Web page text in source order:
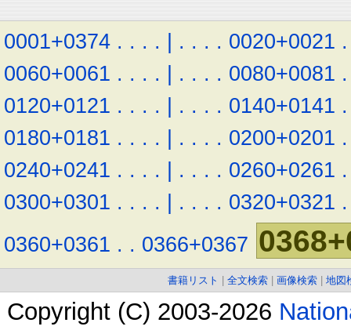
0001+0374 . . . . | . . . . 0020+0021 .
0060+0061 . . . . | . . . . 0080+0081 .
0120+0121 . . . . | . . . . 0140+0141 .
0180+0181 . . . . | . . . . 0200+0201 .
0240+0241 . . . . | . . . . 0260+0261 .
0300+0301 . . . . | . . . . 0320+0321 .
0360+0361 . . 0366+0367
書籍リスト 全文検索 画像検索 地図
Copyright (C) 2003-2026